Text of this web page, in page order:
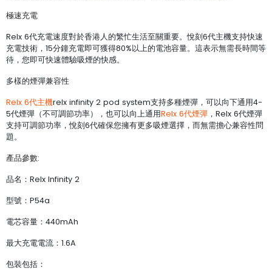
極速充電
Relx 6代充電速度對於香港人的繁忙生活至關重要。悅刻6代主機支持快速
充電技術，15分鐘充電即可獲得80%以上的電池容量。這表示無需長時間等
待，您即可快速體驗吸煙的快感。
多樣的煙彈兼容性
Relx 6代主機relx infinity 2 pod system支持多種煙彈，可以向下通用4-
5代煙彈（不可調節功率），也可以向上通用Relx 6代煙彈 ，Relx 6代煙彈
支持可調節功率，悅刻6代確保您擁有更多吸煙選擇，而無需擔心兼容性問
題。
產品參數:
品名：Relx Infinity 2
型號：P54a
電芯容量：440mAh
最大充電電流：1.6A
包裝包括：